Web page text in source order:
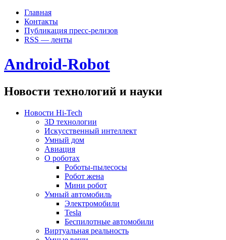
Главная
Контакты
Публикация пресс-релизов
RSS — ленты
Android-Robot
Новости технологий и науки
Новости Hi-Tech
3D технологии
Искусственный интеллект
Умный дом
Авиация
О роботах
Роботы-пылесосы
Робот жена
Мини робот
Умный автомобиль
Электромобили
Tesla
Беспилотные автомобили
Виртуальная реальность